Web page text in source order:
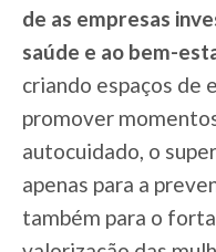
de as empresas
saúde e ao bem-
criando espaços de
promover
autocuidado, o
apenas para a
também para o